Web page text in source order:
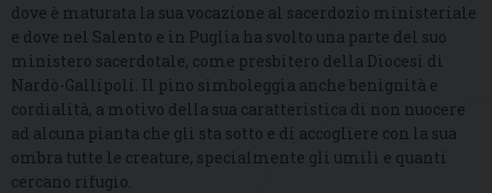
dove è maturata la sua vocazione al sacerdozio ministeriale
e dove nel Salento e in Puglia ha svolto una parte del suo
ministero sacerdotale, come presbitero della Diocesi di
Nardò-Gallipoli. Il pino simboleggia anche benignità e
cordialità, a motivo della sua caratteristica di non nuocere
ad alcuna pianta che gli sta sotto e di accogliere con la sua
ombra tutte le creature, specialmente gli umili e quanti
cercano rifugio.